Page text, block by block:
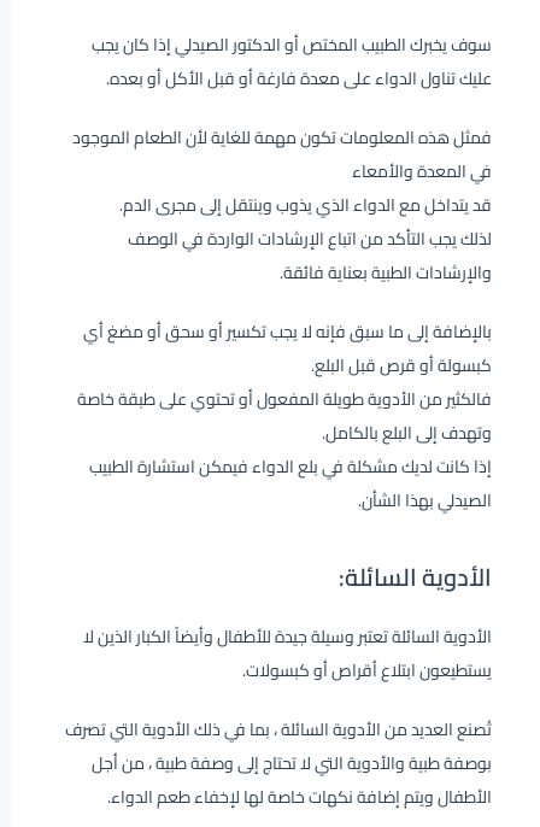
سوف يخبرك الطبيب المختص أو الدكتور الصيدلي إذا كان يجب
عليك تناول الدواء على معدة فارغة أو قبل الأكل أو بعده.
فمثل هذه المعلومات تكون مهمة للغاية لأن الطعام الموجود
في المعدة والأمعاء
قد يتداخل مع الدواء الذي يذوب وينتقل إلى مجرى الدم.
لذلك يجب التأكد من اتباع الإرشادات الواردة في الوصف
والإرشادات الطبية بعناية فائقة.
بالإضافة إلى ما سبق فإنه لا يجب تكسير أو سحق أو مضغ أي
كبسولة أو قرص قبل البلع.
فالكثير من الأدوية طويلة المفعول أو تحتوي على طبقة خاصة
وتهدف إلى البلع بالكامل.
إذا كانت لديك مشكلة في بلع الدواء فيمكن استشارة الطبيب
الصيدلي بهذا الشأن.
الأدوية السائلة:
الأدوية السائلة تعتبر وسيلة جيدة للأطفال وأيضاً الكبار الذين لا
يستطيعون ابتلاع أقراص أو كبسولات.
تُصنع العديد من الأدوية السائلة ، بما في ذلك الأدوية التي تصرف
بوصفة طبية والأدوية التي لا تحتاج إلى وصفة طبية ، من أجل
الأطفال ويتم إضافة نكهات خاصة لها لإخفاء طعم الدواء.